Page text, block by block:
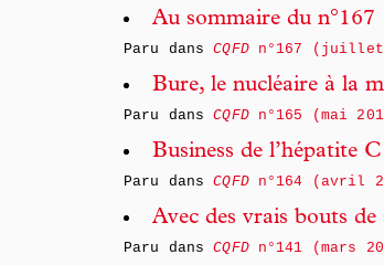
Au sommaire du n°167
Paru dansCQFDn°167 (juillet-
Bure, le nucléaire à la
Paru dansCQFDn°165 (mai
Business de l’hépatite
Paru dansCQFDn°164 (avril
Avec des vrais bouts de
Paru dansCQFDn°141 (mars